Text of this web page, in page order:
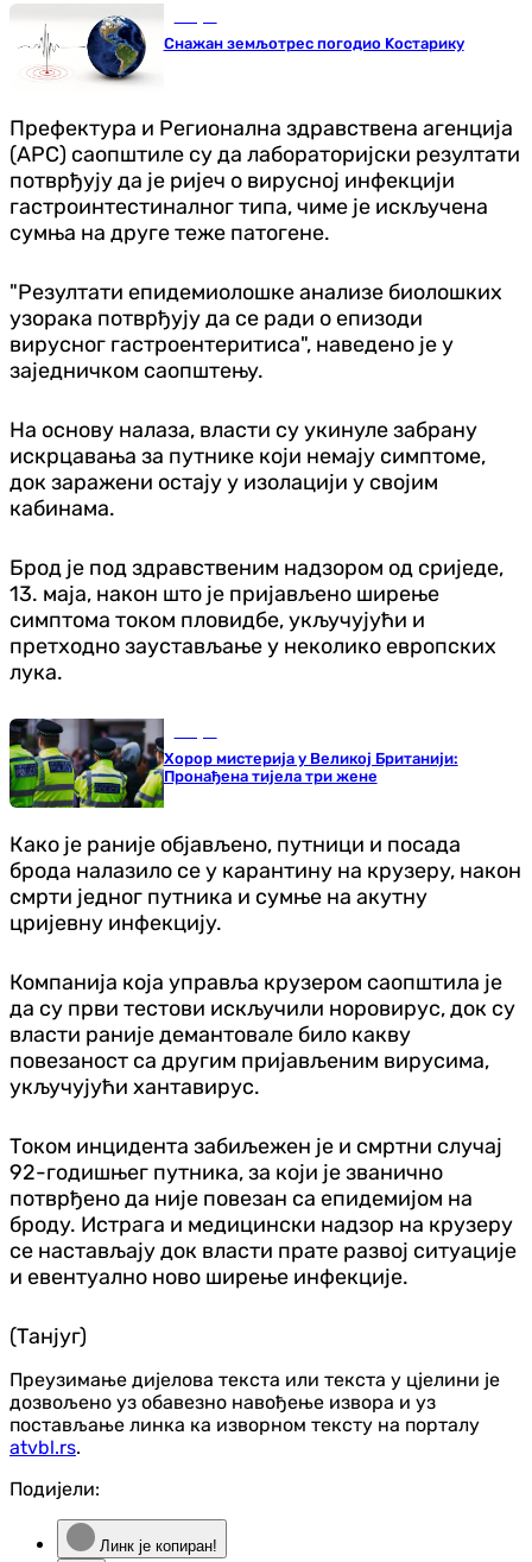
Снажан земљотрес погодио Kостарику
Префектура и Регионална здравствена агенција
(АРС) саопштиле су да лабораторијски резултати
потврђују да је ријеч о вирусној инфекцији
гастроинтестиналног типа, чиме је искључена
сумња на друге теже патогене.
"Резултати епидемиолошке анализе биолошких
узорака потврђују да се ради о епизоди
вирусног гастроентеритиса", наведено је у
заједничком саопштењу.
На основу налаза, власти су укинуле забрану
искрцавања за путнике који немају симптоме,
док заражени остају у изолацији у својим
кабинама.
Брод је под здравственим надзором од сриједе,
13. маја, након што је пријављено ширење
симптома током пловидбе, укључујући и
претходно заустављање у неколико европских
лука.
Хорор мистерија у Великој Британији:
Пронађена тијела три жене
Како је раније објављено, путници и посада
брода налазило се у карантину на крузеру, након
смрти једног путника и сумње на акутну
цријевну инфекцију.
Компанија која управља крузером саопштила је
да су први тестови искључили норовирус, док су
власти раније демантовале било какву
повезаност са другим пријављеним вирусима,
укључујући хантавирус.
Током инцидента забиљежен је и смртни случај
92-годишњег путника, за који је званично
потврђено да није повезан са епидемијом на
броду. Истрага и медицински надзор на крузеру
се настављају док власти прате развој ситуације
и евентуално ново ширење инфекције.
(Танјуг)
Преузимање дијелова текста или текста у цјелини је
дозвољено уз обавезно навођење извора и уз
постављање линка ка изворном тексту на порталу
atvbl.rs.
Подијели:
Линк је копиран!